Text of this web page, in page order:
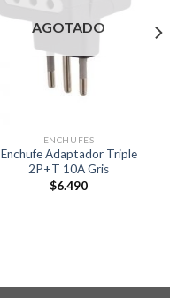
AGOTADO
ENCHUFES
Enchufe Adaptador Triple
2P+T 10A Gris
$6.490